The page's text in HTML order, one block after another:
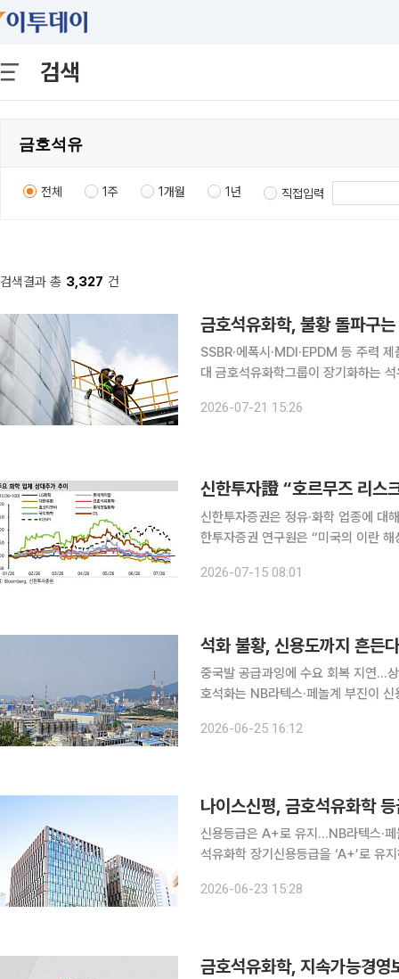
검색
전체 1주 1개월 1년 직접입력
검색결과 총 3,327 건
금호석유화학, 불황 돌파구
SSBR·에폭시·MDI·EPDM 등 주력
대 금호석유화학그룹이 장기화하는 석유화학 업황 부진에 대응해 연구개발(R&D)을 중심으로 사업
을 높여 수익성을 방어하고 미래 성장
2026-07-21 15:26
신한투자證 “호르무즈 리스
신한투자증권은 정유·화학 업종에 대해
한투자증권 연구원은 “미국의 이란
로 정제마진 강세와 하반기 이익 가시
2026-07-15 08:01
석화 불황, 신용도까지 흔든
중국발 공급과잉에 수요 회복 지연…
호석화는 NB라텍스·페놀계 부진이 신용도 발목 석유화학 업황 부진이 국내
상반기 일시적으로 개선됐던 제품 스
2026-06-25 16:12
나이스신평, 금호석유화학
신용등급은 A+로 유지…NB라텍스·페놀유도체 업황
석유화학 장기신용등급을 ‘A+’로 유
다 더디면서 전사적인 이익창출력 개
2026-06-23 15:28
금호석유화학, 지속가능경